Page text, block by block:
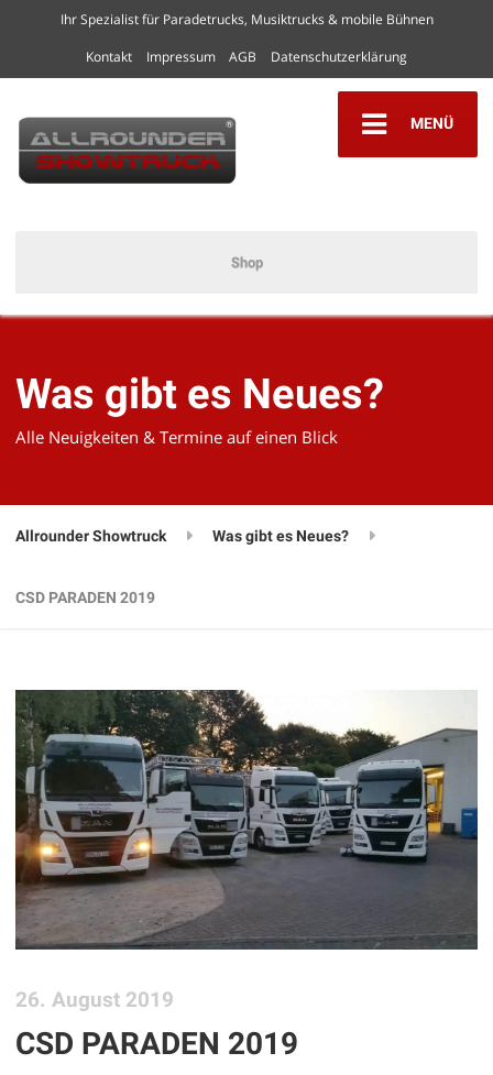
Ihr Spezialist für Paradetrucks, Musiktrucks & mobile Bühnen
Kontakt
Impressum AGB Datenschutzerklärung
MENÜ
Shop
Was gibt es Neues?
Alle Neuigkeiten & Termine auf einen Blick
Allrounder Showtruck Was gibt es Neues?
CSD PARADEN 2019
26. August 2019
CSD PARADEN 2019